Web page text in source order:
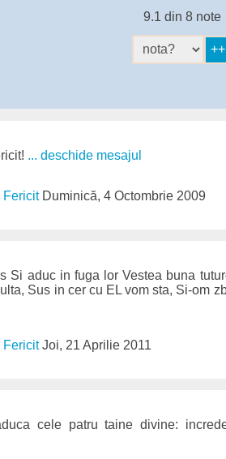
9.1 din 8 note
... deschide mesajul
Fericit Duminică, 4 Octombrie 2009
Si aduc in fuga lor Vestea buna
Sus in cer cu EL vom sta, Si-om
FericitJoi, 21 Aprilie 2011
cele patru taine divine: